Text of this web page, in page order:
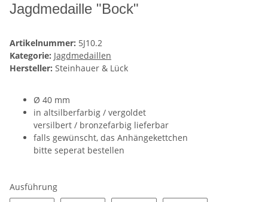
Jagdmedaille "Bock"
Artikelnummer: 5J10.2
Kategorie: Jagdmedaillen
Hersteller: Steinhauer & Lück
Ø 40 mm
in altsilberfarbig / vergoldet
versilbert / bronzefarbig lieferbar
falls gewünscht, das Anhängekettchen
bitte seperat bestellen
Ausführung